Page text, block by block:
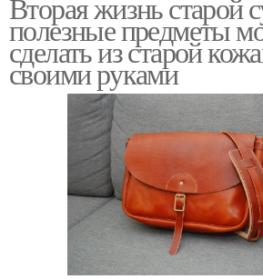
полезные предметы
сделать из старой
своими руками